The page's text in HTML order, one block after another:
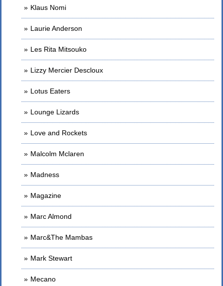
Klaus Nomi
Laurie Anderson
Les Rita Mitsouko
Lizzy Mercier Descloux
Lotus Eaters
Lounge Lizards
Love and Rockets
Malcolm Mclaren
Madness
Magazine
Marc Almond
Marc&The Mambas
Mark Stewart
Mecano